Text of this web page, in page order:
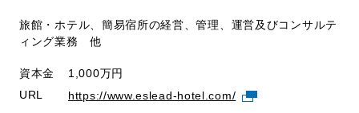
旅館・ホテル、簡易宿所の経営、管理、運営及びコンサルテ
ィング業務 他
資本金
1,000万円
URL
https://www.eslead-hotel.com/